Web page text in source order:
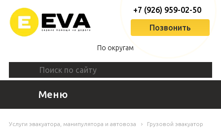
По округам
+7 (926) 959-02-50
Позвонить
Меню
Услуги эвакуатора, манипулятора и автовоза
Грузовой эвакуатор